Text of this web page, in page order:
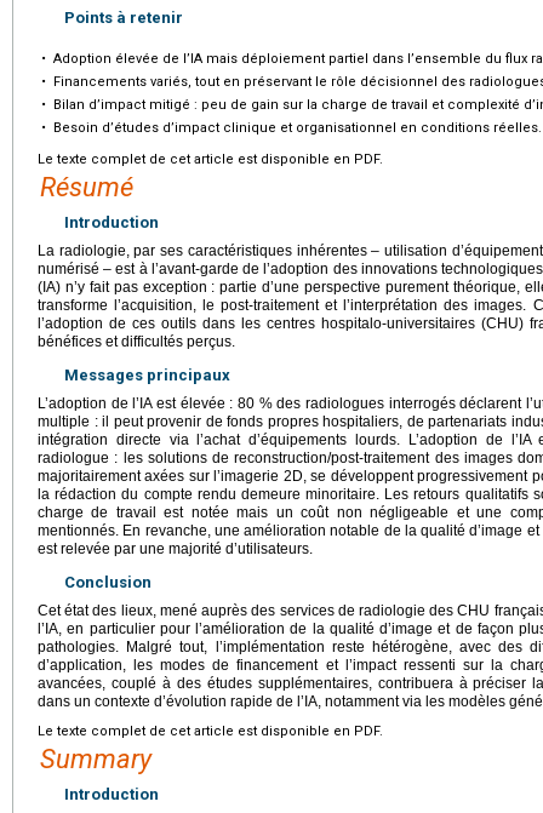
Points à retenir
• Adoption élevée de l’IA mais déploiement partiel dans l’ensemble du flux
•
Financements variés, tout en préservant le rôle décisionnel des
•
Bilan d’impact mitigé : peu de gain sur la charge de travail et complexité
•
Besoin d’études d’impact clinique et organisationnel en conditions réelles.
Le texte complet de cet article est disponible en PDF.
Résumé
Introduction
La radiologie, par ses caractéristiques inhérentes – utilisation
numérisé – est à l’avant-garde de l’adoption des innovations
(IA) n’y fait pas exception : partie d’une perspective purement théorique,
transforme l’acquisition, le post-traitement et l’interprétation des
l’adoption de ces outils dans les centres hospitalo-universitaires (CHU)
bénéfices et difficultés perçus.
Messages principaux
L’adoption de l’IA est élevée : 80 % des radiologues interrogés déclarent
multiple : il peut provenir de fonds propres hospitaliers, de partenariats
intégration directe via l’achat d’équipements lourds. L’adoption de
radiologue : les solutions de reconstruction/post-traitement des images
majoritairement axées sur l’imagerie 2D, se développent progressivement
la rédaction du compte rendu demeure minoritaire. Les retours qualitatifs
charge de travail est notée mais un coût non négligeable et une
mentionnés. En revanche, une amélioration notable de la qualité d’image
est relevée par une majorité d’utilisateurs.
Conclusion
Cet état des lieux, mené auprès des services de radiologie des CHU
l’IA, en particulier pour l’amélioration de la qualité d’image et de façon
pathologies. Malgré tout, l’implémentation reste hétérogène, avec des
d’application, les modes de financement et l’impact ressenti sur la
avancées, couplé à des études supplémentaires, contribuera à préciser
dans un contexte d’évolution rapide de l’IA, notamment via les modèles
Le texte complet de cet article est disponible en PDF.
Summary
Introduction